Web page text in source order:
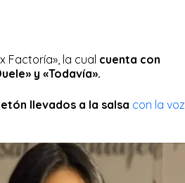
Factoría», la cual cuenta con
y «Todavía».
llevados a la salsa con la voz